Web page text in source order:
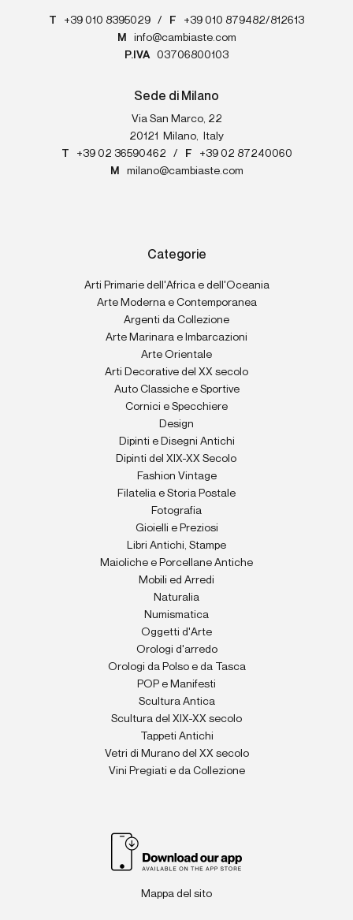
T +39 010 8395029 / F
+39 010 879482/812613
M
info@cambiaste.com
P.IVA
03706800103
Sede di Milano
Via San Marco, 22
20121
Milano
Italy
T
+39 02 36590462 / F
+39 02 87240060
M
milano@cambiaste.com
Categorie
Arti Primarie dell'Africa e dell'Oceania
Arte Moderna e Contemporanea
Argenti da Collezione
Arte Marinara e Imbarcazioni
Arte Orientale
Arti Decorative del XX secolo
Auto Classiche e Sportive
Cornici e Specchiere
Design
Dipinti e Disegni Antichi
Dipinti del XIX-XX Secolo
Fashion Vintage
Filatelia e Storia Postale
Fotografia
Gioielli e Preziosi
Libri Antichi, Stampe
Maioliche e Porcellane Antiche
Mobili ed Arredi
Naturalia
Numismatica
Oggetti d'Arte
Orologi d'arredo
Orologi da Polso e da Tasca
POP e Manifesti
Scultura Antica
Scultura del XIX-XX secolo
Tappeti Antichi
Vetri di Murano del XX secolo
Vini Pregiati e da Collezione
Mappa del sito